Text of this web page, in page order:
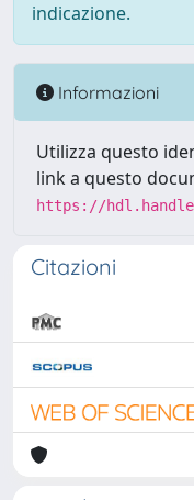
indicazione.
Informazioni
Utilizza questo
link a questo
https://
Citazioni